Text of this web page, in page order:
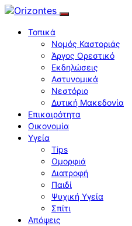
Τοπικά
Νομός Καστοριάς
Άργος Ορεστικό
Εκδηλώσεις
Αστυνομικά
Νεστόριο
Δυτική Μακεδονία
Επικαιρότητα
Οικονομία
Υγεία
Tips
Ομορφιά
Διατροφή
Παιδί
Ψυχική Υγεία
Σπίτι
Απόψεις